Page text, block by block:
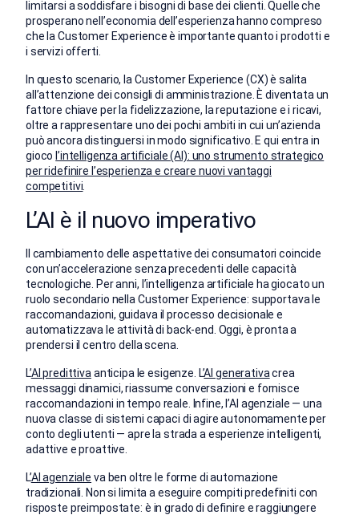
limitarsi a soddisfare i bisogni di base dei clienti. Quelle che
prosperano nell’economia dell’esperienza hanno compreso
che la Customer Experience è importante quanto i prodotti e
i servizi offerti.
In questo scenario, la Customer Experience (CX) è salita
all’attenzione dei consigli di amministrazione. È diventata un
fattore chiave per la fidelizzazione, la reputazione e i ricavi,
oltre a rappresentare uno dei pochi ambiti in cui un’azienda
può ancora distinguersi in modo significativo. E qui entra in
gioco l’intelligenza artificiale (AI): uno strumento strategico
per ridefinire l’esperienza e creare nuovi vantaggi
competitivi
L’AI è il nuovo imperativo
Il cambiamento delle aspettative dei consumatori coincide
con un’accelerazione senza precedenti delle capacità
tecnologiche. Per anni, l’intelligenza artificiale ha giocato un
ruolo secondario nella Customer Experience: supportava le
raccomandazioni, guidava il processo decisionale e
automatizzava le attività di back-end. Oggi, è pronta a
prendersi il centro della scena.
L’AI predittiva anticipa le esigenze. L’AI generativacrea
messaggi dinamici, riassume conversazioni e fornisce
raccomandazioni in tempo reale. Infine, l’AI agenziale — una
nuova classe di sistemi capaci di agire autonomamente per
conto degli utenti — apre la strada a esperienze intelligenti,
adattive e proattive.
L’AI agenziale va ben oltre le forme di automazione
tradizionali. Non si limita a eseguire compiti predefiniti con
risposte preimpostate: è in grado di definire e raggiungere